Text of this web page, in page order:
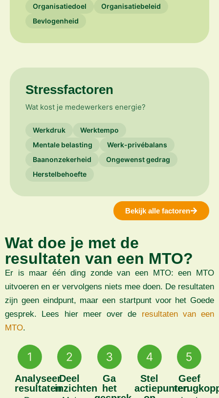
Organisatiedoel
Organisatiebeleid
Bevlogenheid
Stressfactoren
Wat kost je medewerkers energie?
Werkdruk
Werktempo
Mentale belasting
Werk-privébalans
Baanonzekerheid
Ongewenst gedrag
Herstelbehoefte
Bekijk alle factoren
Wat doe je met de
resultaten van een MTO?
Er is maar één ding zonde van een MTO: een MTO
uitvoeren en er vervolgens niets mee doen. De resultaten
zijn geen eindpunt, maar een startpunt voor het Goede
gesprek. Lees hier meer over de resultaten van een
MTO.
Analyseer
resultaten
Deel
inzichten
Ga
het
Stel
actiepunten
Geef